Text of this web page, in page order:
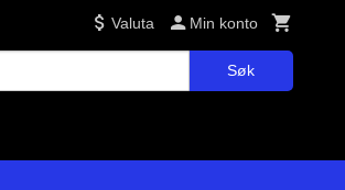
Valuta Min konto
Søk